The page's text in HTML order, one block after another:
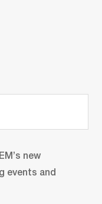
new
events and